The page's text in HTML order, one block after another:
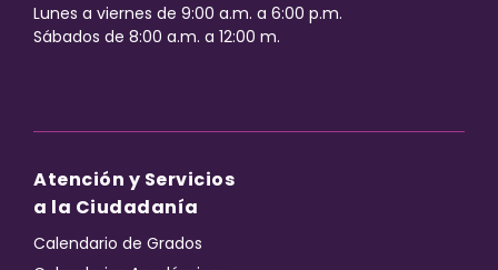
Lunes a viernes de 9:00 a.m. a 6:00 p.m.
Sábados de 8:00 a.m. a 12:00 m.
Atención y Servicios
a la Ciudadanía
Calendario de Grados